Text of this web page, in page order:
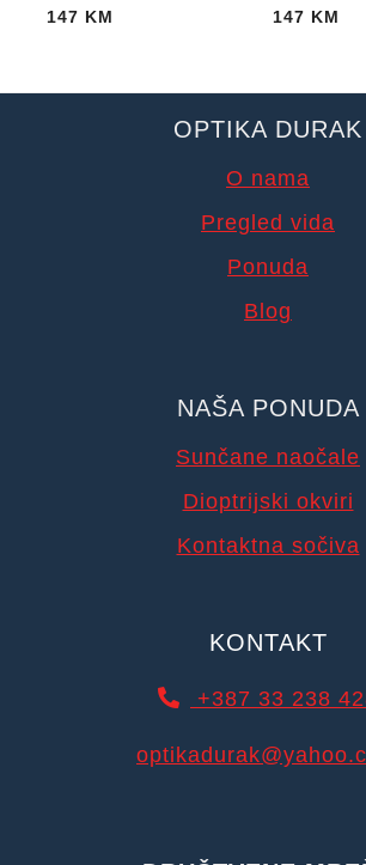
147 KM 147 KM
OPTIKA DURAK
O nama
Pregled vida
Ponuda
Blog
NAŠA PONUDA
Sunčane naočale
Dioptrijski okviri
Kontaktna sočiva
KONTAKT
+387 33 238